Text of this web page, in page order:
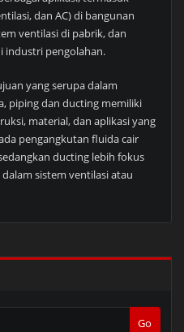
dan AC) di bangunan
ventilasi di pabrik, dan
industri pengolahan.
yang serupa dalam
piping dan ducting memiliki
material, dan aplikasi yang
pengangkutan fluida cair
ducting lebih fokus
sistem ventilasi atau
Go